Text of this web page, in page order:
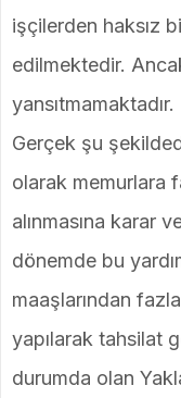
işçilerden haksız
edilmektedir.
yansıtmamaktadır.
Gerçek şu
olarak memurlara
alınmasına karar
dönemde bu
maaşlarından
yapılarak tahsilat
durumda olan